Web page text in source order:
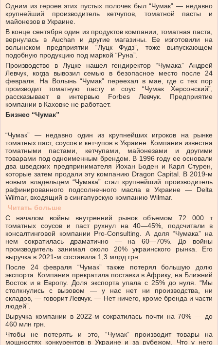
Одним из героев этих пустых полочек был “Чумак” — недавно
крупнейший производитель кетчупов, томатной пасты и
майонезов в Украине.
В конце сентября один из продуктов компании, томатная паста,
вернулась в Auchan и другие магазины. Ее изготовили на
волынском предприятии “Луцк Фудз”, тоже выпускающем
подобную продукцию под маркой “Руна”.
Производство в Луцке нашел гендиректор “Чумака” Андрей
Левчук, когда вывозил семью в безопасное место после 24
февраля. На Волынь “Чумак” переехал в мае, где с тех пор
производит томатную пасту и соус “Чумак Херсонский”,
рассказывает в интервью Forbes Левчук. Предприятие
компании в Каховке не работает.
Бизнес “Чумак”
“Чумак” — недавно один из крупнейших игроков на рынке
томатных паст, соусов и кетчупов в Украине. Компания известна
томатными пастами, кетчупами, майонезами и другими
товарами под одноименным брендом. В 1996 году ее основали
два шведских предпринимателя Йохан Боден и Карл Стурен,
которые затем продали эту компанию Dragon Capital. В 2019-м
новым владельцем “Чумака” стал крупнейший производитель
рафинированного подсолнечного масла в Украине — Delta
Wilmar, входящий в сингапурскую компанию Wilmar.
Читать больше
С началом войны внутренний рынок объемом 72 000 т
томатных соусов и паст рухнул на 40—45%, подсчитали в
консалтинговой компании Pro-Consulting. А доля “Чумака” на
нем сократилась драматично — на 60—70%. До войны
производитель занимал около 20% украинского рынка. Его
выручка в 2021-м составила 1,3 млрд грн.
После 24 февраля “Чумак” также потерял большую долю
экспорта. Компания прекратила поставки в Африку, на Ближний
Восток и в Европу. Доля экспорта упала с 25% до нуля. “Мы
столкнулись с вызовом — у нас нет ни производства, ни
складов, — говорит Левчук. — Нет ничего, кроме бренда и части
людей”.
Выручка компании в 2022-м сократилась почти на 70% — до
460 млн грн.
Чтобы не потерять и это, “Чумак” производит товары на
мощностях конкурентов в Украине и за рубежом. Что у него